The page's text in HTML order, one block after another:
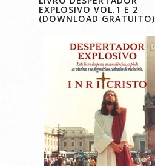
EXPLOSIVO VOL.1 E 2
(DOWNLOAD GRATUITO)